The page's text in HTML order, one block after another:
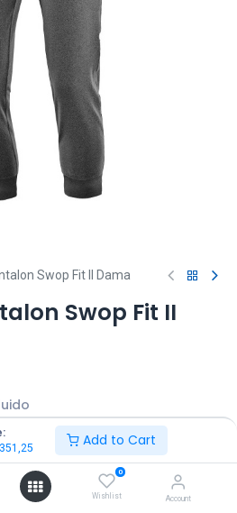
Add to Cart
0
Wishlist Account
Swop Fit II Dama
Swop Fit II